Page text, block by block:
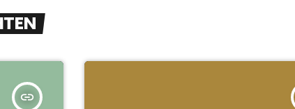
insert_link